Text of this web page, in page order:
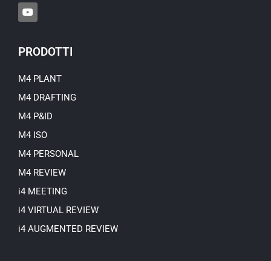
Y
o
u
b
PRODOTTI
M4 PLANT
M4 DRAFTING
M4 P&ID
M4 ISO
M4 PERSONAL
M4 REVIEW
i4 MEETING
i4 VIRTUAL REVIEW
i4 AUGMENTED REVIEW